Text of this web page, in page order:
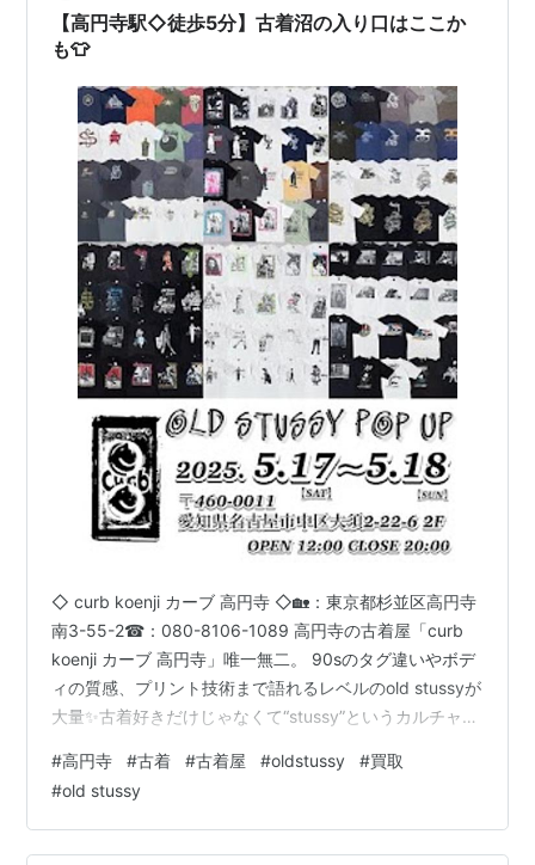
【高円寺駅◇徒歩5分】古着沼の入り口はここか
も👕
◇ curb koenji カーブ 高円寺 ◇🏡：東京都杉並区高円寺
南3-55-2☎：080-8106-1089 高円寺の古着屋「curb
koenji カーブ 高円寺」唯一無二。 90sのタグ違いやボデ
ィの質感、プリント技術まで語れるレベルのold stussyが
大量✨古着好きだけじゃなくて“stussy”というカルチャー
やっぱ強い😌 （Google投稿より引用） ◆ 名古屋ポップ
アップ開催決定！◆ Old StussyのTシャツが勢揃い！ 高
円寺駅から徒歩5分にある「curb koenji カーブ 高円寺」
です！ 5月17日（土）、18日（…
#高円寺 #古着 #古着屋 #oldstussy #買取
#old stussy